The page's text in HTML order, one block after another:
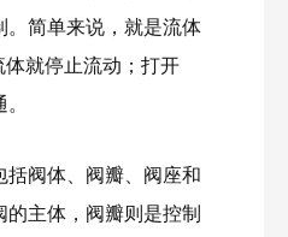
。简单来说，就是流体
体就停止流动；打开
括阀体、阀瓣、阀座和
主体，阀瓣则是控制